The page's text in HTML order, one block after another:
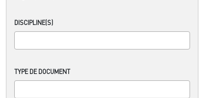
DISCIPLINE(S)
TYPE DE DOCUMENT